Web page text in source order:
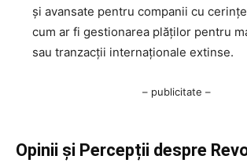
și avansate pentru companii cu
cum ar fi gestionarea plăților pentru
sau tranzacții internaționale extinse.
– publicitate –
Opinii și Percepții despre